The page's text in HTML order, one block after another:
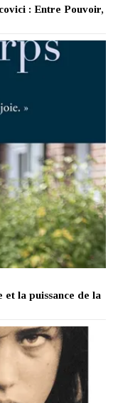
: Entre Pouvoir,
et la puissance de la